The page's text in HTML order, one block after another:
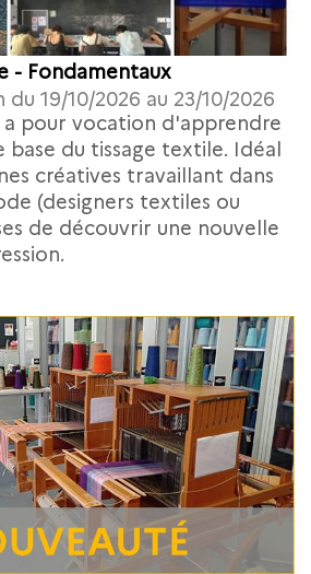
- Fondamentaux
du 19/10/2026 au 23/10/2026
pour vocation d'apprendre
base du tissage textile. Idéal
créatives travaillant dans
(designers textiles ou
de découvrir une nouvelle